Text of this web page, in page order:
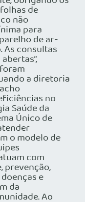
de
não
para
de ar-
consultas
a diretoria
no
Saúde da
Único de
o modelo de
com
prevenção,
e
da
Ao